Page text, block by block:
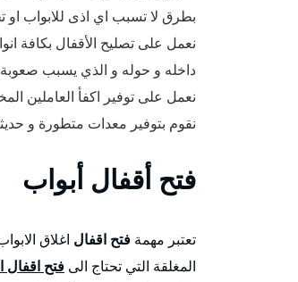
بطرق لا تسبب اي اذى للابواب
نعمل على تصليح الأقفال بكافة
داخله و حوله و الذي يسبب
نعمل على توفير اكفأ العاملين
نقوم بتوفير معدات متطورة و
فتح أقفال أبواب
تعتبر مهمة فتح اقفال اغلاق
المغلقة التي تحتاج الى فتح اقفال